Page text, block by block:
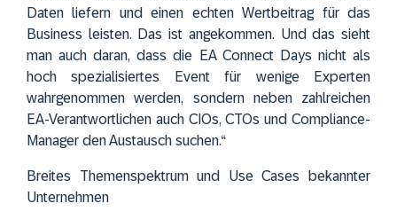
Daten liefern und einen echten Wertbeitrag für das
Business leisten. Das ist angekommen. Und das sieht
man auch daran, dass die EA Connect Days nicht als
hoch spezialisiertes Event für wenige Experten
wahrgenommen werden, sondern neben zahlreichen
EA-Verantwortlichen auch CIOs, CTOs und Compliance-
Manager den Austausch suchen.“
Breites Themenspektrum und Use Cases bekannter
Unternehmen